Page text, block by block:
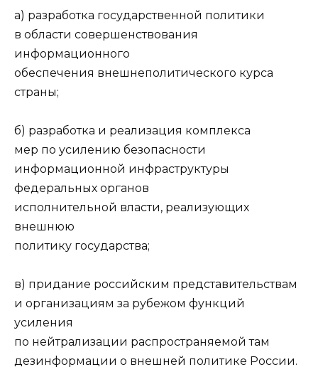
а) разработка государственной политики
в области совершенствования
информационного
обеспечения внешнеполитического курса
страны;
б) разработка и реализация комплекса
мер по усилению безопасности
информационной инфраструктуры
федеральных органов
исполнительной власти, реализующих
внешнюю
политику государства;
в) придание российским представительствам
и организациям за рубежом функций
усиления
по нейтрализации распространяемой там
дезинформации о внешней политике России.